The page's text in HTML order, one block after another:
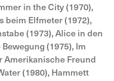
in the City (1970),
beim Elfmeter (1972),
(1973), Alice in den
(1975), Im
Amerikanische Freund
(1980), Hammett